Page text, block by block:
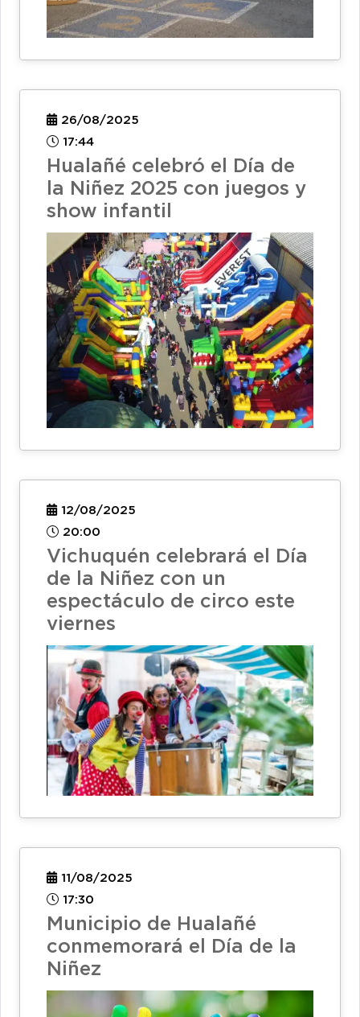
26/08/2025
17:44
Hualañé celebró el Día de
la Niñez 2025 con juegos y
show infantil
12/08/2025
20:00
Vichuquén celebrará el Día
de la Niñez con un
espectáculo de circo este
viernes
11/08/2025
17:30
Municipio de Hualañé
conmemorará el Día de la
Niñez